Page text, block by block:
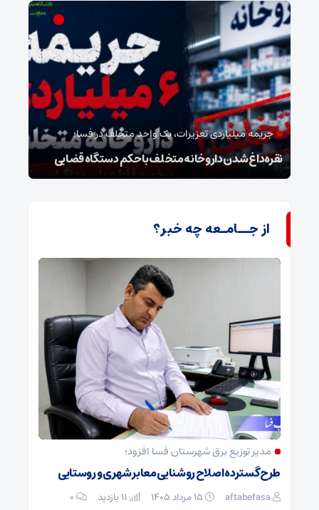
جریمه میلیاردی تعزیرات، یک واحد متخلف در فسا؛
نقره‌داغ شدن داروخانه متخلف با حکم دستگاه قضایی
از جــامـعه چه خبر؟
مدیر توزیع برق شهرستان فسا افزود؛
طرح گسترده اصلاح روشنایی معابر شهری و روستایی
aftabefasa ۰